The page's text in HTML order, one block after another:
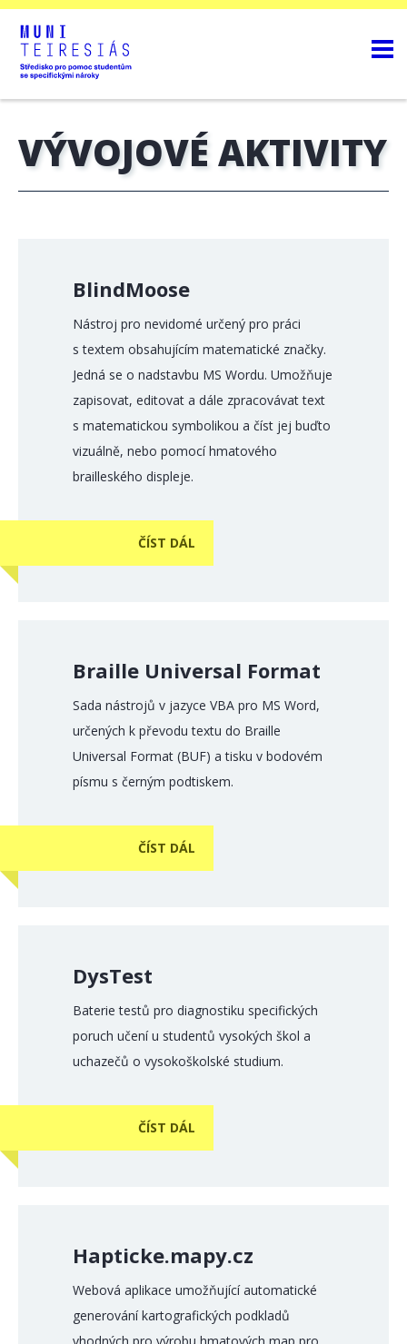
VÝVOJOVÉ AKTIVITY
BlindMoose
Nástroj pro nevidomé určený pro práci
s textem obsahujícím matematické značky.
Jedná se o nadstavbu MS Wordu. Umožňuje
zapisovat, editovat a dále zpracovávat text
s matematickou symbolikou a číst jej buďto
vizuálně, nebo pomocí hmatového
brailleského displeje.
ČÍST DÁL
Braille Universal Format
Sada nástrojů v jazyce VBA pro MS Word,
určených k převodu textu do Braille
Universal Format (BUF) a tisku v bodovém
písmu s černým podtiskem.
ČÍST DÁL
DysTest
Baterie testů pro diagnostiku specifických
poruch učení u studentů vysokých škol a
uchazečů o vysokoškolské studium.
ČÍST DÁL
Hapticke.mapy.cz
Webová aplikace umožňující automatické
generování kartografických podkladů